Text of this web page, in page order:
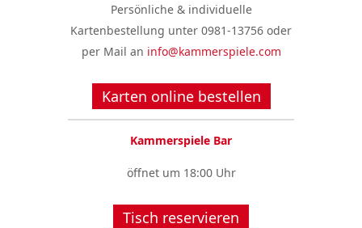
Persönliche & individuelle
Kartenbestellung unter 0981-13756 oder
per Mail an info@kammerspiele.com
Karten online bestellen
Kammerspiele Bar
öffnet um 18:00 Uhr
Tisch reservieren